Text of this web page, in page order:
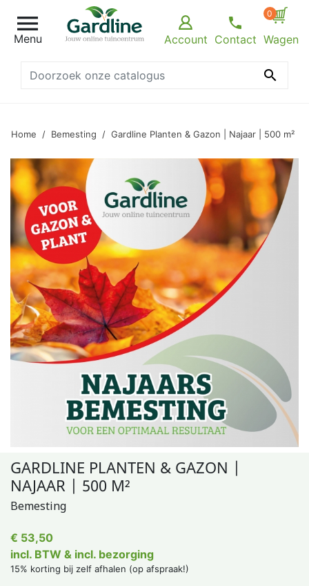

Menu Account Contact
0
Wagen

Home Bemesting Gardline Planten & Gazon | Najaar | 500 m²
GARDLINE PLANTEN & GAZON |
NAJAAR | 500 M²
Bemesting
€ 53,50
incl. BTW & incl. bezorging
15% korting bij zelf afhalen (op afspraak!)